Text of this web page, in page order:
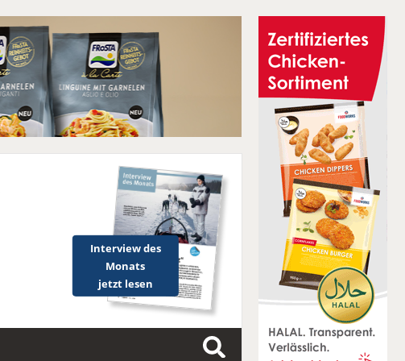
Interview des
Monats
jetzt lesen